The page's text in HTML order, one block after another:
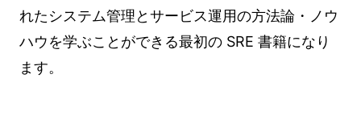
れたシステム管理とサービス運用の方法論・ノウ
ハウを学ぶことができる最初の SRE 書籍になり
ます。